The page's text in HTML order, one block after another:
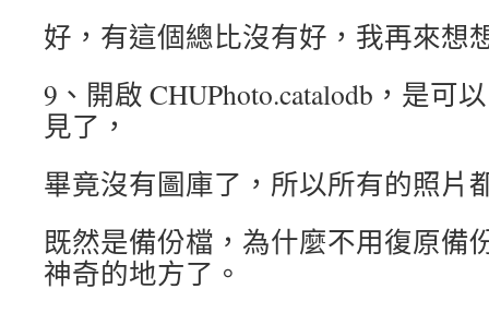
好，有這個總比沒有好，我再來想
9、開啟 CHUPhoto.catalodb，是可
見了，
畢竟沒有圖庫了，所以所有的照片
既然是備份檔，為什麼不用復原備
神奇的地方了。